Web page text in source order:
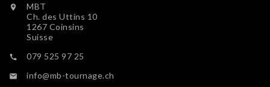

MBT
Ch. des Uttins 10
1267 Coinsins
Suisse
 079 525 97 25
 info@mb-tournage.ch